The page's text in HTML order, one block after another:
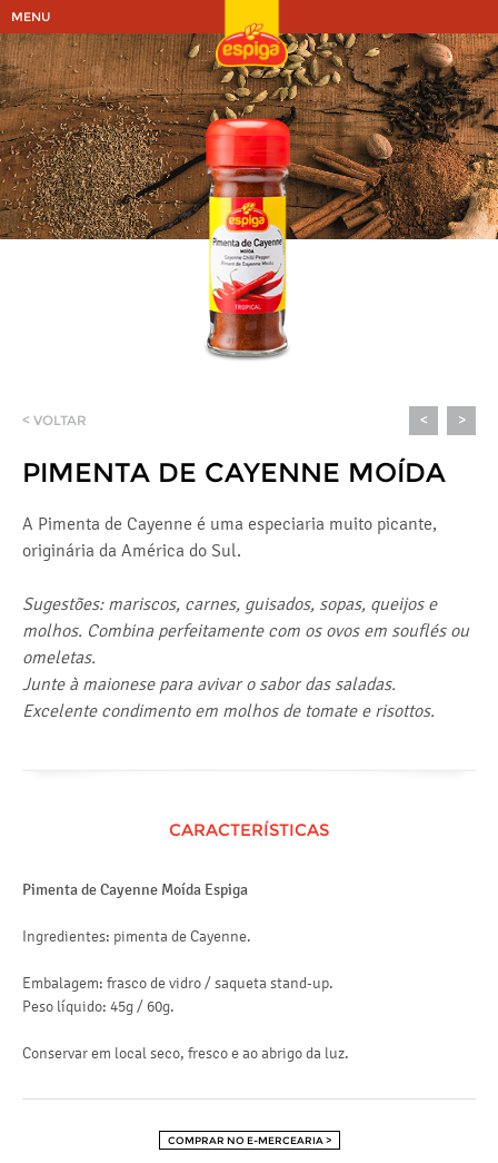
MENU
< VOLTAR < >
PIMENTA DE CAYENNE MOÍDA
A Pimenta de Cayenne é uma especiaria muito picante,
originária da América do Sul.
Sugestões: mariscos, carnes, guisados, sopas, queijos e
molhos. Combina perfeitamente com os ovos em souflés ou
omeletas.
Junte à maionese para avivar o sabor das saladas.
Excelente condimento em molhos de tomate e risottos.
CARACTERÍSTICAS
Pimenta de Cayenne Moída Espiga
Ingredientes: pimenta de Cayenne.
Embalagem: frasco de vidro / saqueta stand-up.
Peso líquido: 45g / 60g.
Conservar em local seco, fresco e ao abrigo da luz.
COMPRAR NO E-MERCEARIA >